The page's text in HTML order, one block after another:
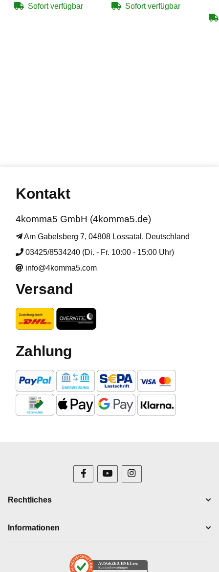
Sofort verfügbar Sofort verfügbar
Kontakt
4komma5 GmbH (4komma5.de)
Am Gabelsberg 7, 04808 Lossatal, Deutschland
03425/8534240 (Di. - Fr. 10:00 - 15:00 Uhr)
info@4komma5.com
Versand
Zahlung
Rechtliches
Informationen
AUSGEZEICHNET .org
Kundenbewertungen